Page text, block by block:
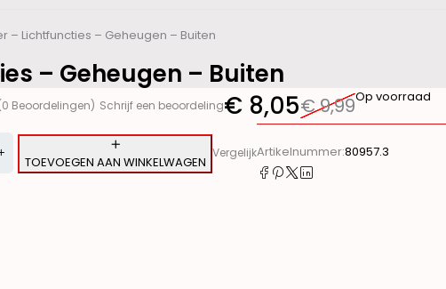
– Geheugen – Buiten
– Lichtfuncties – Geheugen – Buiten
Beoordelingen) Schrijf een beoordeling €9,99
€ 8,05 Op voorraad
TOEVOEGEN AAN WINKELWAGEN
VergelijkArtikelnummer:80957.3